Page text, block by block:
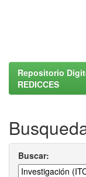
Repositorio
REDICCES
Buscar: